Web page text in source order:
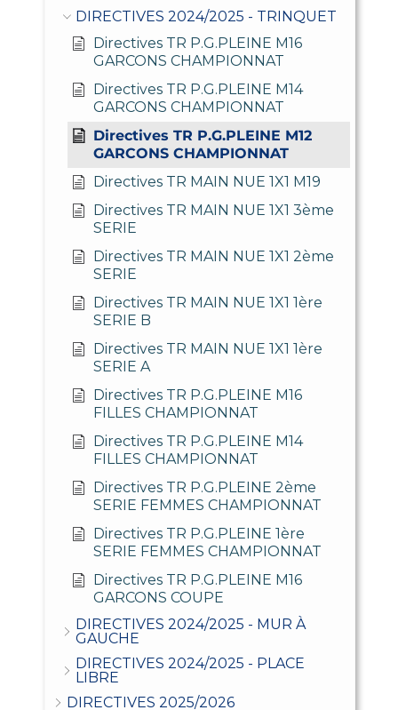
DIRECTIVES 2024/2025 - TRINQUET
Directives TR P.G.PLEINE M16
GARCONS CHAMPIONNAT
Directives TR P.G.PLEINE M14
GARCONS CHAMPIONNAT
Directives TR P.G.PLEINE M12
GARCONS CHAMPIONNAT
Directives TR MAIN NUE 1X1 M19
Directives TR MAIN NUE 1X1 3ème
SERIE
Directives TR MAIN NUE 1X1 2ème
SERIE
Directives TR MAIN NUE 1X1 1ère
SERIE B
Directives TR MAIN NUE 1X1 1ère
SERIE A
Directives TR P.G.PLEINE M16
FILLES CHAMPIONNAT
Directives TR P.G.PLEINE M14
FILLES CHAMPIONNAT
Directives TR P.G.PLEINE 2ème
SERIE FEMMES CHAMPIONNAT
Directives TR P.G.PLEINE 1ère
SERIE FEMMES CHAMPIONNAT
Directives TR P.G.PLEINE M16
GARCONS COUPE
DIRECTIVES 2024/2025 - MUR À
GAUCHE
DIRECTIVES 2024/2025 - PLACE
LIBRE
DIRECTIVES 2025/2026